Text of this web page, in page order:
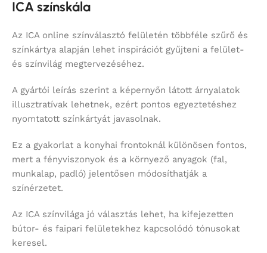
ICA színskála
Az ICA online színválasztó felületén többféle szűrő és
színkártya alapján lehet inspirációt gyűjteni a felület-
és színvilág megtervezéséhez.
A gyártói leírás szerint a képernyőn látott árnyalatok
illusztratívak lehetnek, ezért pontos egyeztetéshez
nyomtatott színkártyát javasolnak.
Ez a gyakorlat a konyhai frontoknál különösen fontos,
mert a fényviszonyok és a környező anyagok (fal,
munkalap, padló) jelentősen módosíthatják a
színérzetet.
Az ICA színvilága jó választás lehet, ha kifejezetten
bútor- és faipari felületekhez kapcsolódó tónusokat
keresel.